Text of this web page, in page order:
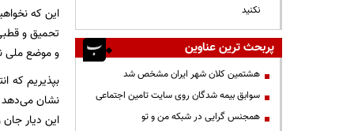
این که
تحمیق و
و موضع ملی
بپذیریم که
نشان می‌دهد
این دیار
نکنید
پربحث ترین عناوین
هشتمین کلان شهر ایران مشخص شد
سوابق بیمه شدگان روی سایت تامین اجتماعی
همجنس گرایی در شبکه من و تو